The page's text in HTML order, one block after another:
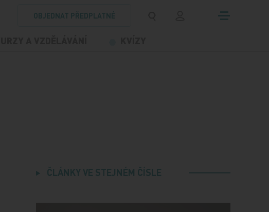
OBJEDNAT PŘEDPLATNÉ
ČLÁNKY VE STEJNÉM ČÍSLE